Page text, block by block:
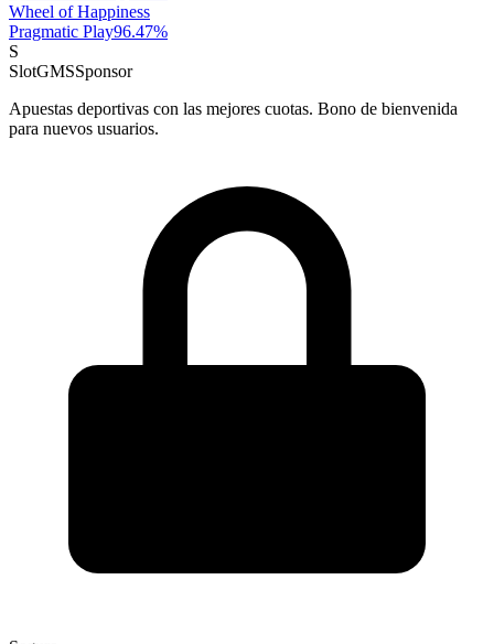
Wheel of Happiness
Pragmatic Play96.47%
S
SlotGMSSponsor
Apuestas deportivas con las mejores cuotas. Bono de bienvenida
para nuevos usuarios.